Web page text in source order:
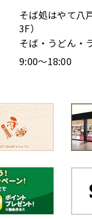
そば処はやて八
3F）
そば・うどん・
9:00～18:00